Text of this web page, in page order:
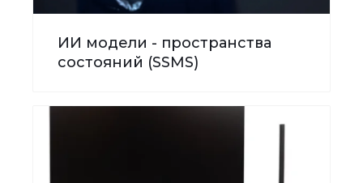
ИИ модели - пространства
состояний (SSMS)